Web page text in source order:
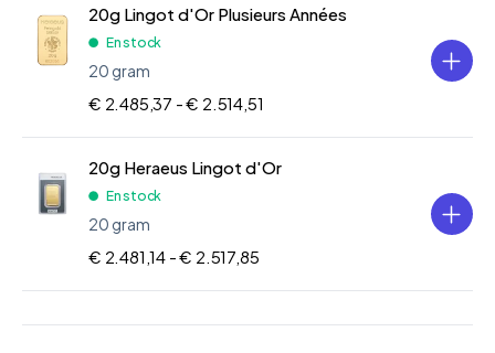
20g Lingot d'Or Plusieurs Années
En stock
20 gram
€ 2.485,37 -€ 2.514,51
20g Heraeus Lingot d'Or
En stock
20 gram
€ 2.481,14 -€ 2.517,85